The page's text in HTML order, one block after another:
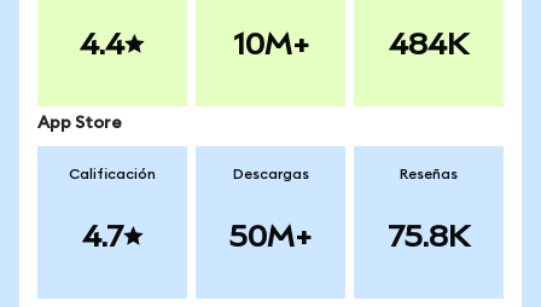
4.4 10M+ 484K
App Store
Calificación
4.7
Descargas
50M+
Reseñas
75.8K